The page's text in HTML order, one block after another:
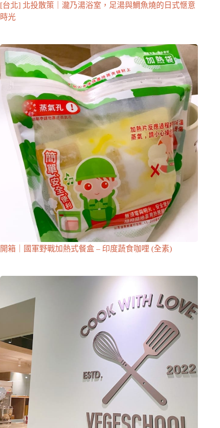
[台北] 北投散策｜瀧乃湯浴室，足湯與鯛魚燒的日式愜意
時光
開箱｜國軍野戰加熱式餐盒 – 印度蔬食咖哩 (全素)